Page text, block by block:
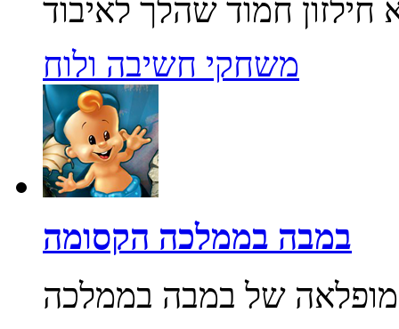
משחקי חשיבה ולוח
במבה בממלכה הקסומה